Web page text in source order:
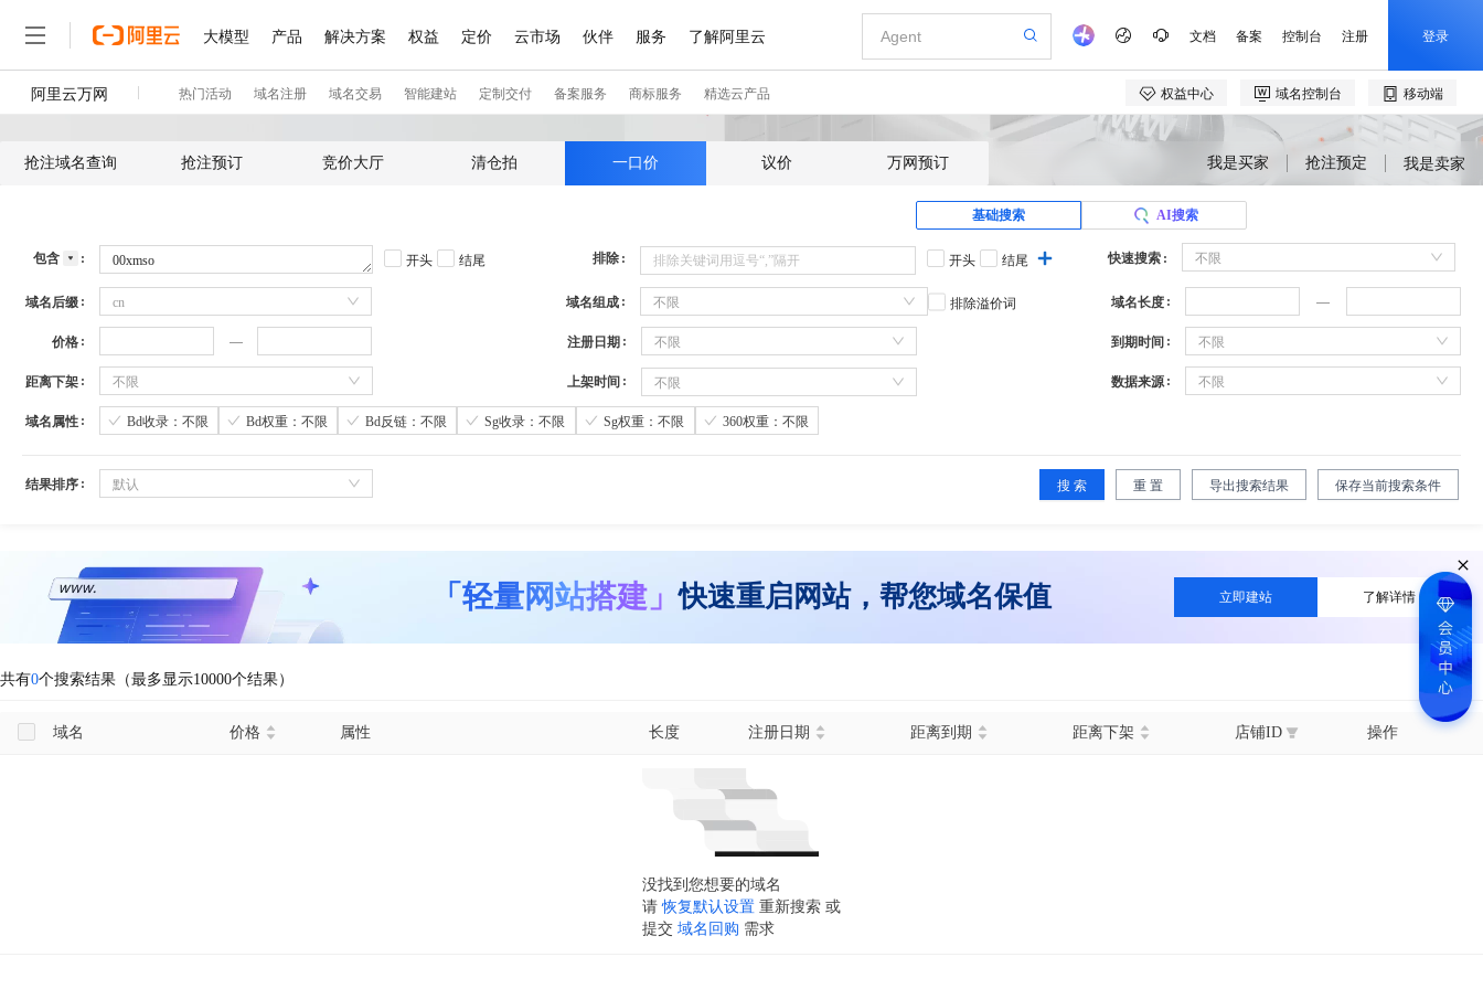
抢注域名查询 抢注预订 竞价大厅 清仓拍 一口价 议价 万网预订 我是买家 抢注预定 我是卖家
基础搜索 AI搜索
包含 开头 结尾 排除 开头 结尾 快速搜索 不限
域名后缀 cn 域名组成 不限 排除溢价词 域名长度
价格 注册日期 不限 到期时间 不限
距离下架 不限 上架时间 不限 数据来源 不限
域名属性 Bd收录：不限 Bd权重：不限 Bd反链：不限 Sg收录：不限 Sg权重：不限 360权重：不限
结果排序 默认 搜 索 重 置 导出搜索结果 保存当前搜索条件
「轻量网站搭建」快速重启网站，帮您域名保值 立即建站 了解详情
共有0个搜索结果（最多显示10000个结果）
域名 价格 属性 长度 注册日期 距离到期 距离下架 店铺ID 操作
没找到您想要的域名
请 恢复默认设置 重新搜索 或
提交 域名回购 需求